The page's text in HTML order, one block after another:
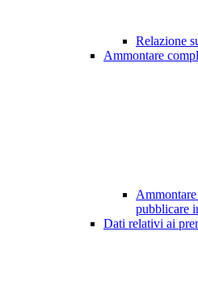
Relazione
Ammontare
pubblicare
Dati relativi ai